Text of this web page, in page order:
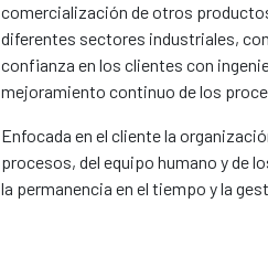
comercialización de otros
diferentes sectores industriales,
confianza en los clientes con
mejoramiento continuo de los
Enfocada en el cliente la
procesos, del equipo humano y de
la permanencia en el tiempo y la